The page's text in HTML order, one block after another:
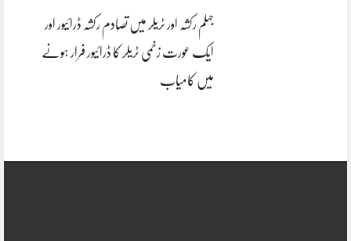
جہلم رکشہ اور ٹریلر میں تصادم رکشہ ڈرائیور اور
ایک عورت زخمی ٹریلر کا ڈرائیور فرار ہونے
میں کامیاب